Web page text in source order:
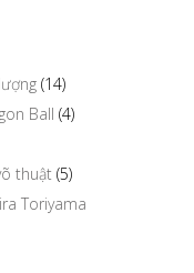
(14)
Ball (4)
thuật (5)
Toriyama